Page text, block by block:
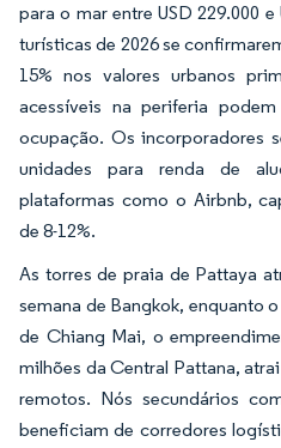
para o mar entre USD 229.000
turísticas de 2026 se
15% nos valores urbanos
acessíveis na periferia
ocupação. Os incorporadores
unidades para renda de
plataformas como o Airbnb,
de 8-12%.
As torres de praia de Pattaya
semana de Bangkok, enquanto
de Chiang Mai, o
milhões da Central Pattana,
remotos. Nós secundários
beneficiam de corredores